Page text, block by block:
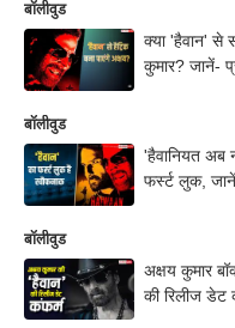
बॉलीवुड
क्या 'हैवान' से साल की तीसरी 100 करोड़ी फिल्म दे पाएंगे अक्षय
कुमार? जानें-
बॉलीवुड
'हैवानियत अब
फर्स्ट लुक,
बॉलीवुड
अक्षय कुमार
की रिलीज डेट